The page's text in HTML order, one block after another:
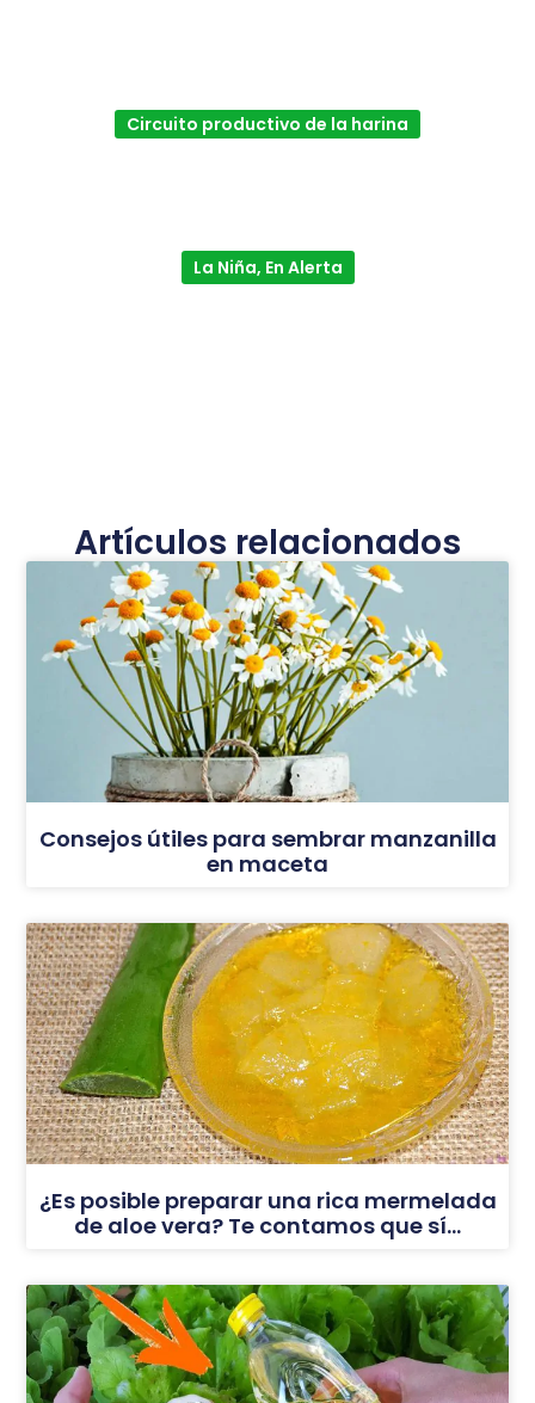
Circuito productivo de la harina
La Niña, En Alerta
Artículos relacionados
Consejos útiles para sembrar manzanilla
en maceta
¿Es posible preparar una rica mermelada
de aloe vera? Te contamos que sí…